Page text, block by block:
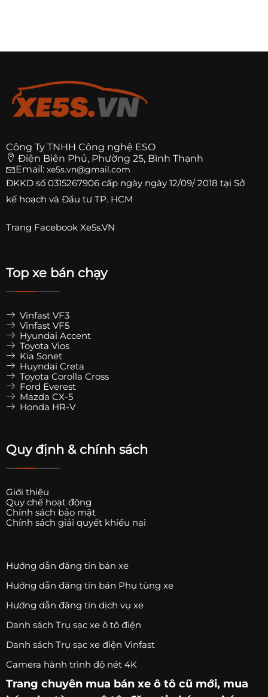
Công Ty TNHH Công nghệ ESO
Điện Biên Phủ, Phường 25, Bình Thạnh
Email: xe5s.vn@gmail.com
ĐKKD số 0315267906 cấp ngày ngày 12/09/ 2018 tại Sở
kế hoạch và Đầu tư TP. HCM
Trang Facebook Xe5s.VN
Top xe bán chạy
Vinfast VF3
Vinfast VF5
Hyundai Accent
Toyota Vios
Kia Sonet
Huyndai Creta
Toyota Corolla Cross
Ford Everest
Mazda CX-5
Honda HR-V
Quy định & chính sách
Giới thiệu
Quy chế hoạt động
Chính sách bảo mật
Chính sách giải quyết khiếu nại
Hướng dẫn đăng tin bán xe
Hướng dẫn đăng tin bán Phụ tùng xe
Hướng dẫn đăng tin dịch vụ xe
Danh sách Trụ sạc xe ô tô điện
Danh sách Trụ sạc xe điện Vinfast
Camera hành trình độ nét 4K
Trang chuyên mua bán xe ô tô cũ mới, mua